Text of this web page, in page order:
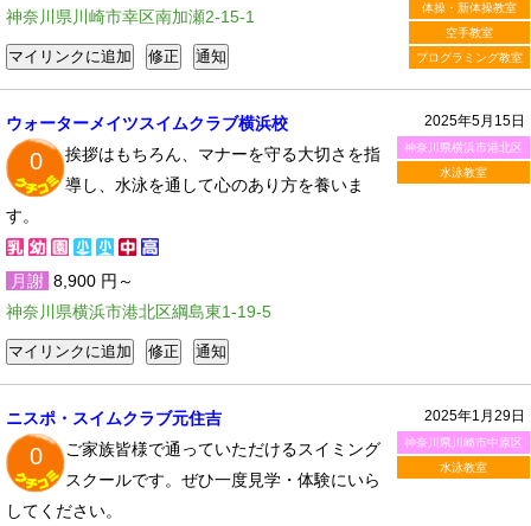
体操・新体操教室
空手教室
プログラミング教室
神奈川県川崎市幸区南加瀬2-15-1
2025年5月15日
神奈川県横浜市港北区
水泳教室
ウォーターメイツスイムクラブ横浜校
0
挨拶はもちろん、マナーを守る大切さを指
導し、水泳を通して心のあり方を養いま
す。
月謝 8,900 円～
神奈川県横浜市港北区綱島東1-19-5
2025年1月29日
神奈川県川崎市中原区
水泳教室
ニスポ・スイムクラブ元住吉
0
ご家族皆様で通っていただけるスイミング
スクールです。ぜひ一度見学・体験にいら
してください。